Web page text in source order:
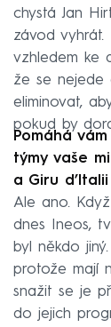
chystá Jan
závod vyhrát.
vzhledem ke
že se nejede
eliminovat,
pokud by
Pomáhá
týmy vaše
a Giru
Ale ano.
dnes Ineos,
byl někdo
protože mají
snažit se je
do jejich